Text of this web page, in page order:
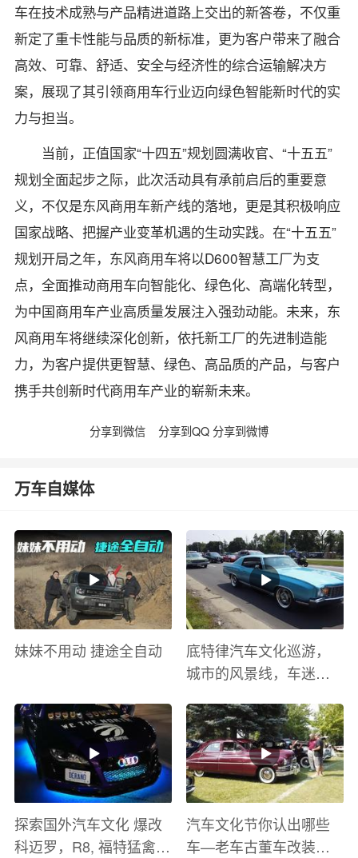
车在技术成熟与产品精进道路上交出的新答卷，不仅重
新定了重卡性能与品质的新标准，更为客户带来了融合
高效、可靠、舒适、安全与经济性的综合运输解决方
案，展现了其引领商用车行业迈向绿色智能新时代的实
力与担当。
当前，正值国家“十四五”规划圆满收官、“十五五”
规划全面起步之际，此次活动具有承前启后的重要意
义，不仅是东风商用车新产线的落地，更是其积极响应
国家战略、把握产业变革机遇的生动实践。在“十五五”
规划开局之年，东风商用车将以D600智慧工厂为支
点，全面推动商用车向智能化、绿色化、高端化转型，
为中国商用车产业高质量发展注入强劲动能。未来，东
风商用车将继续深化创新，依托新工厂的先进制造能
力，为客户提供更智慧、绿色、高品质的产品，与客户
携手共创新时代商用车产业的崭新未来。
分享到微信 分享到QQ 分享到微博
万车自媒体
妹妹不用动 捷途全自动
底特律汽车文化巡游，
城市的风景线，车迷的
探索国外汽车文化 爆改
科迈罗，R8, 福特猛禽
汽车文化节你认出哪些
车—老车古董车改装车